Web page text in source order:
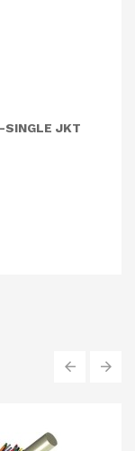
JKT